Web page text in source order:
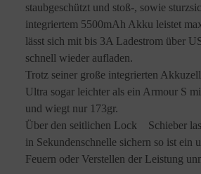
staubgeschützt und stoß-, sowie
integriertem 5500mAh Akku leistet
lässt sich mit bis 3A Ladestrom über
schnell wieder aufladen.
Trotz seiner große integrierten
Ultra sogar leichter als ein Armour S
und wiegt nur 173gr.
Über den seitlichen Lock Schieber
in Sekundenschnelle sichern so ist ein
Feuern oder Verstellen der Leistung